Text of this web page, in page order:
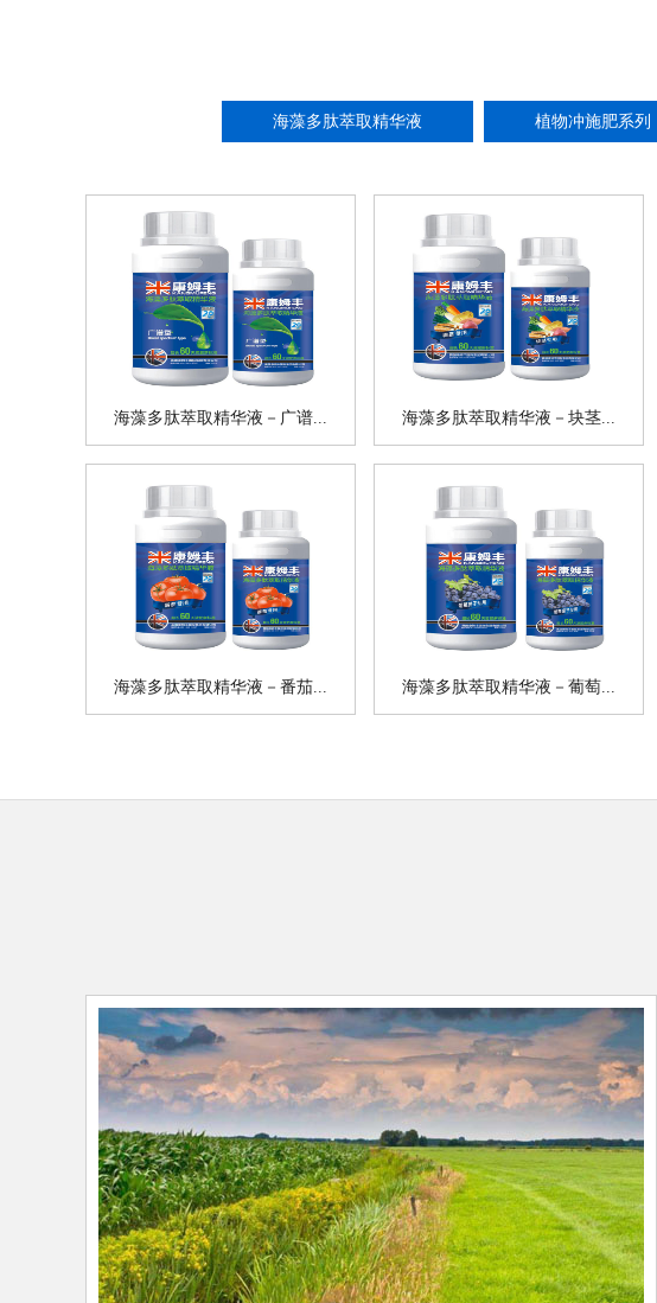
海藻多肽萃取精华液 植物冲施肥系列
海藻多肽萃取精华液－广谱... 海藻多肽萃取精华液－块茎...
海藻多肽萃取精华液－番茄... 海藻多肽萃取精华液－葡萄...